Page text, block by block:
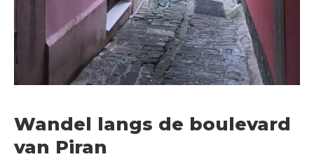
Wandel langs de boulevard
van Piran